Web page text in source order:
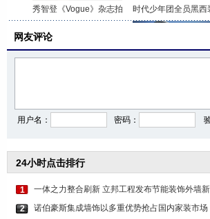
秀智登《Vogue》杂志拍 时代少年团全员黑西
网友评论
用户名： 密码：
24小时点击排行
1
一体之力整合刷新 立邦工程发布节能装饰外墙
2
诺伯豪斯集成墙饰以多重优势抢占国内家装市场